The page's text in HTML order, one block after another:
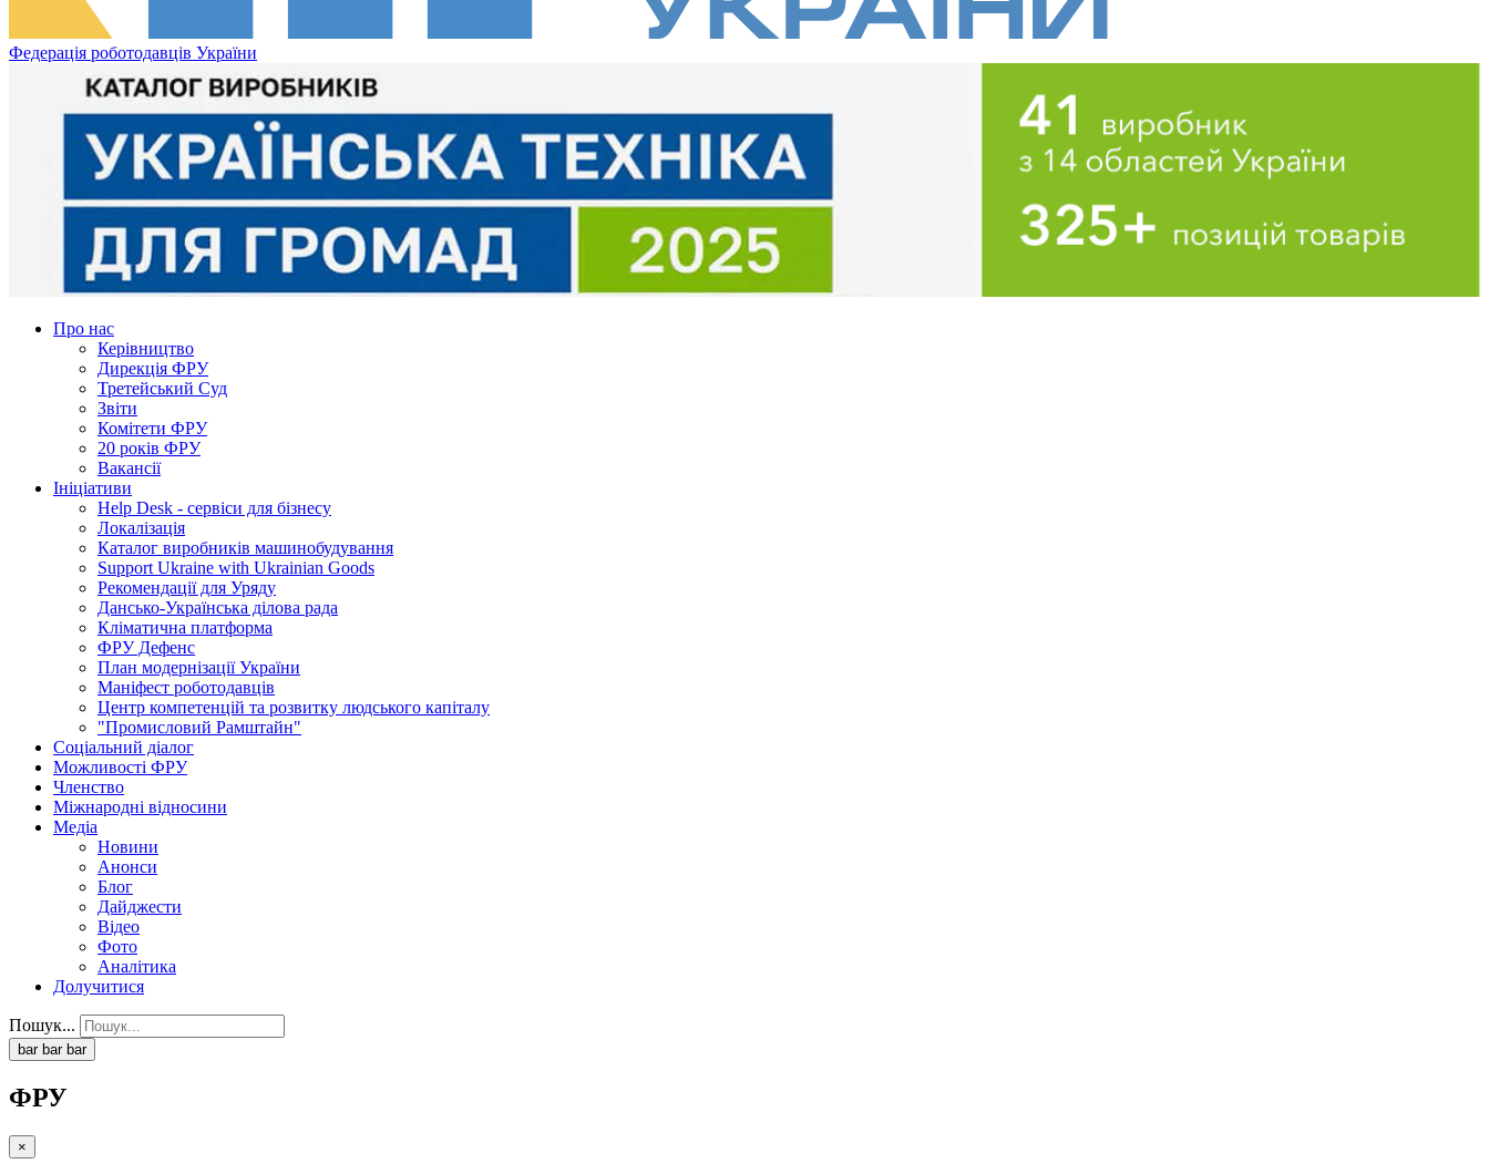
Федерація роботодавців України
Про нас
Керівництво
Дирекція ФРУ
Третейський Суд
Звіти
Комітети ФРУ
20 років ФРУ
Вакансії
Ініціативи
Help Desk - сервіси для бізнесу
Локалізація
Каталог виробників машинобудування
Support Ukraine with Ukrainian Goods
Рекомендації для Уряду
Дансько-Українська ділова рада
Кліматична платформа
ФРУ Дефенс
План модернізації України
Маніфест роботодавців
Центр компетенцій та розвитку людського капіталу
"Промисловий Рамштайн"
Соціальний діалог
Можливості ФРУ
Членство
Міжнародні відносини
Медіа
Новини
Анонси
Блог
Дайджести
Відео
Фото
Аналітика
Долучитися
Пошук...
bar bar bar
ФРУ
×